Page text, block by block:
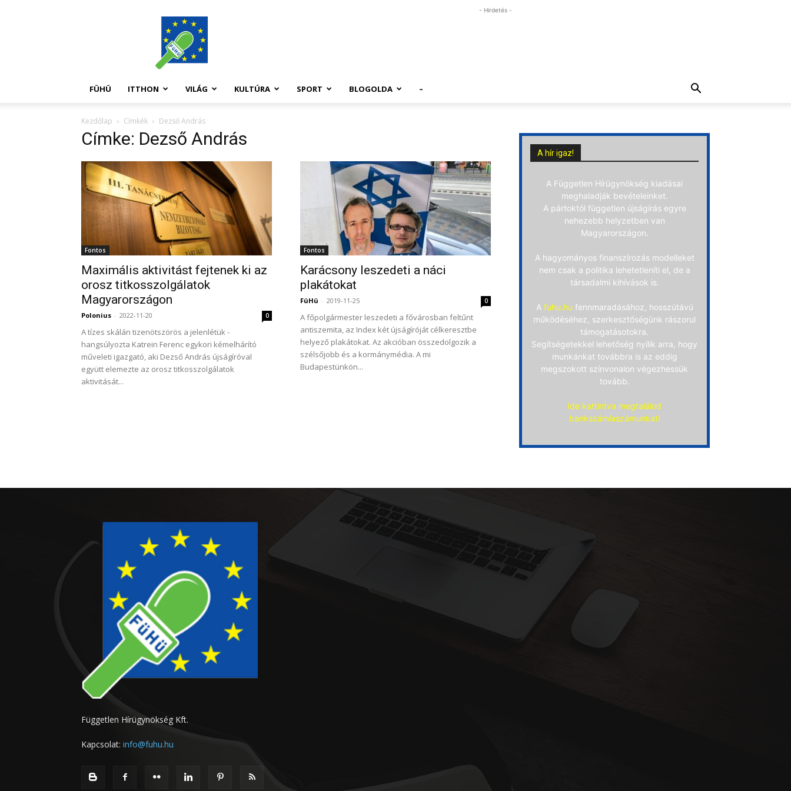
FüHü
- Hirdetés -
FÜHÜ ITTHON VILÁG KULTÚRA SPORT BLOGOLDA –
Kezdőlap Címkék Dezső András
Címke: Dezső András
Fontos
Maximális aktivitást fejtenek ki az
orosz titkosszolgálatok
Magyarországon
Polonius - 2022-11-20 0
A tízes skálán tizenötszörös a jelenlétük -
hangsúlyozta Katrein Ferenc egykori kémelhárító
műveleti igazgató, aki Dezső András újságíróval
együtt elemezte az orosz titkosszolgálatok
aktivitását...
Fontos
Karácsony leszedeti a náci
plakátokat
FüHü - 2019-11-25 0
A főpolgármester leszedeti a fővárosban feltűnt
antiszemita, az Index két újságíróját célkeresztbe
helyező plakátokat. Az akcióban összedolgozik a
szélsőjobb és a kormánymédia. A mi
Budapestünkön...
A hír igaz!
A Független Hírügynökség kiadásai
meghaladják bevételeinket.
A pártoktól független újságírás egyre
nehezebb helyzetben van
Magyarországon.
A hagyományos finanszírozás modelleket
nem csak a politika lehetetleníti el, de a
társadalmi kihívások is.
A fuhu.hu fennmaradásához, hosszútávú
működéséhez, szerkesztőségünk rászorul
támogatásotokra.
Segítségetekkel lehetőség nyílik arra, hogy
munkánkat továbbra is az eddig
megszokott színvonalon végezhessük
tovább.
Ide kattintva megtalálod
bankszámlaszámunkat!
Független Hírügynökség Kft.
Kapcsolat: info@fuhu.hu